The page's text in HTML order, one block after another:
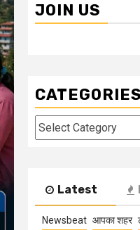
JOIN US
CATEGORIES
Categories
Latest
Newsbeat आपका शहर